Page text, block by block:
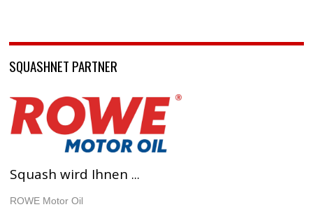
SQUASHNET PARTNER
Squash wird Ihnen ...
ROWE Motor Oil